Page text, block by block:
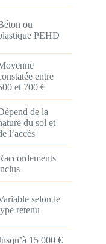
ou
PEHD
entre
et 700 €
de la
du sol et
l’accès
selon le
retenu
15 000 €